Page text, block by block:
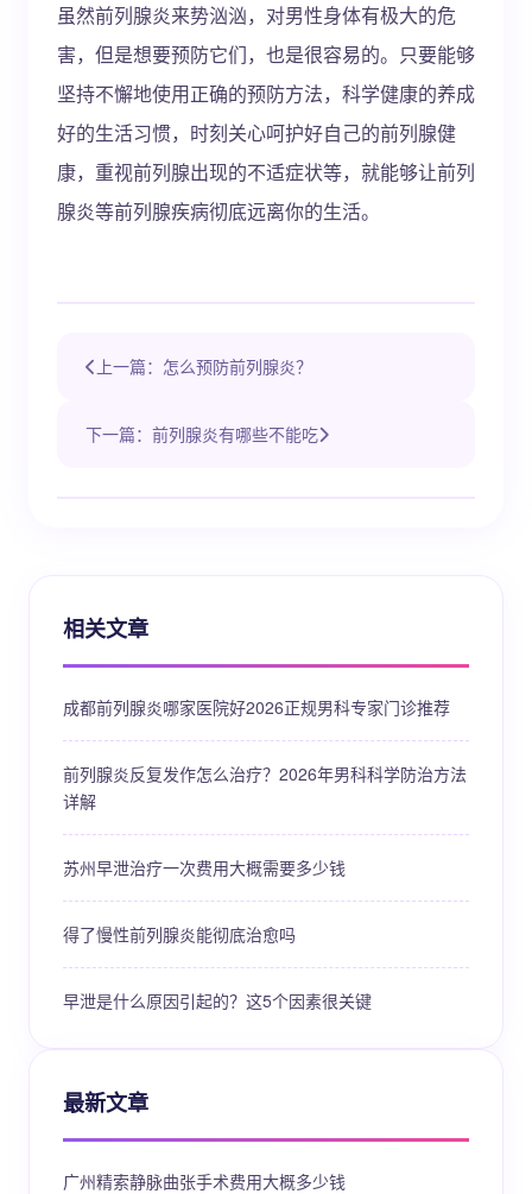
虽然前列腺炎来势汹汹，对男性身体有极大的危
害，但是想要预防它们，也是很容易的。只要能够
坚持不懈地使用正确的预防方法，科学健康的养成
好的生活习惯，时刻关心呵护好自己的前列腺健
康，重视前列腺出现的不适症状等，就能够让前列
腺炎等前列腺疾病彻底远离你的生活。
上一篇：怎么预防前列腺炎？
下一篇：前列腺炎有哪些不能吃
相关文章
成都前列腺炎哪家医院好2026正规男科专家门诊推荐
前列腺炎反复发作怎么治疗？2026年男科科学防治方法
详解
苏州早泄治疗一次费用大概需要多少钱
得了慢性前列腺炎能彻底治愈吗
早泄是什么原因引起的？这5个因素很关键
最新文章
广州精索静脉曲张手术费用大概多少钱